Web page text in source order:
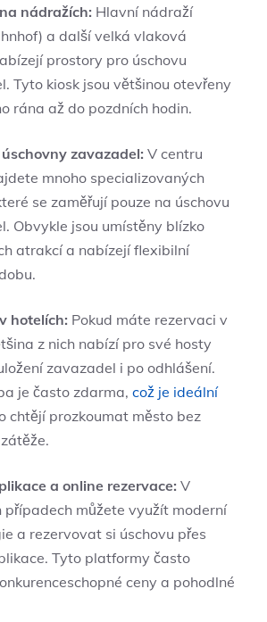
nádražích: Hlavní nádraží
a další velká vlaková
prostory pro úschovu
Tyto kiosk jsou většinou otevřeny
rána až do pozdních hodin.
zavazadel: V centru
mnoho specializovaných
se zaměřují pouze na úschovu
Obvykle jsou umístěny blízko
atrakcí a nabízejí flexibilní
hotelích: Pokud máte rezervaci v
z nich nabízí pro své hosty
zavazadel i po odhlášení.
je často zdarma, což je ideální
chtějí prozkoumat město bez
a online rezervace: V
případech můžete využít moderní
a rezervovat si úschovu přes
Tyto platformy často
ceny a pohodlné